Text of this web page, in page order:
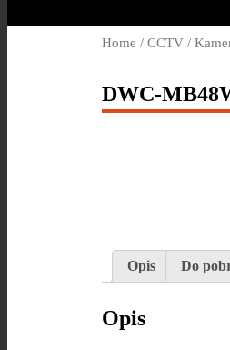
Home / CCTV /
DWC-
Opis Do
Opis